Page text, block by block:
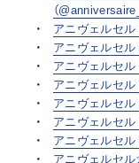
（
アニヴェルセ
アニヴェルセ
アニヴェルセル
アニヴェルセ
アニヴェルセ
アニヴェルセ
アニヴェルセル
アニヴェルセ